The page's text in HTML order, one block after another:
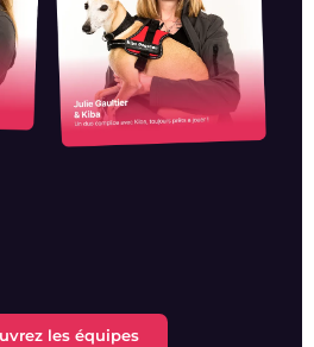
les équipes